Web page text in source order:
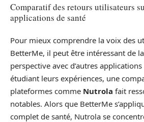
Comparatif des retours utilisateurs
applications de santé
Pour mieux comprendre la voix des
BetterMe, il peut être intéressant de
perspective avec d’autres
étudiant leurs expériences, une
plateformes comme Nutrola fait
notables. Alors que BetterMe
complet de santé, Nutrola se